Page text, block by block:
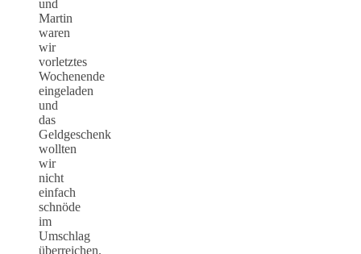
und
Martin
waren
wir
vorletztes
Wochenende
eingeladen
und
das
Geldgeschenk
wollten
wir
nicht
einfach
schnöde
im
Umschlag
überreichen.